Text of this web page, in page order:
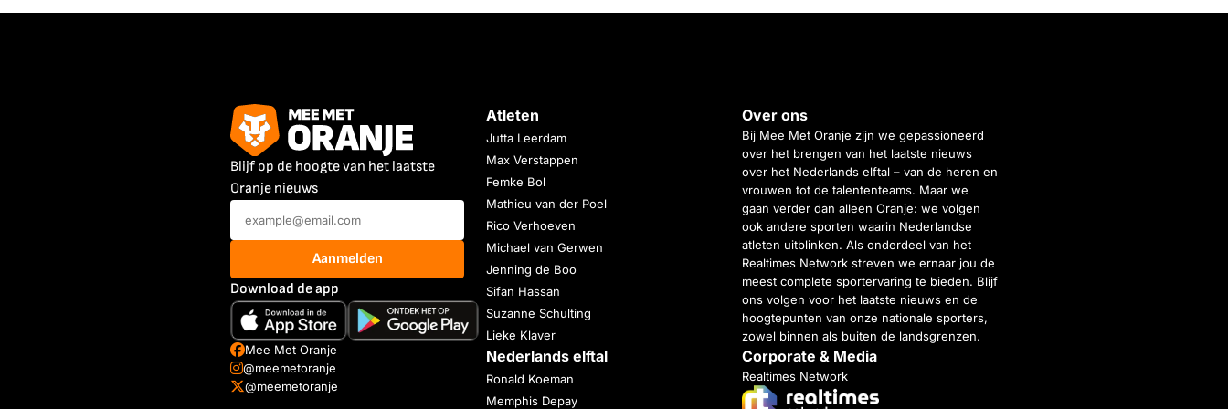
Blijf op de hoogte van het laatste
Oranje nieuws
Aanmelden
Download de app
Mee Met Oranje
@meemetoranje
@meemetoranje
Atleten
Jutta Leerdam
Max Verstappen
Femke Bol
Mathieu van der Poel
Rico Verhoeven
Michael van Gerwen
Jenning de Boo
Sifan Hassan
Suzanne Schulting
Lieke Klaver
Nederlands elftal
Ronald Koeman
Memphis Depay
Over ons
Bij Mee Met Oranje zijn we gepassioneerd
over het brengen van het laatste nieuws
over het Nederlands elftal – van de heren en
vrouwen tot de talententeams. Maar we
gaan verder dan alleen Oranje: we volgen
ook andere sporten waarin Nederlandse
atleten uitblinken. Als onderdeel van het
Realtimes Network streven we ernaar jou de
meest complete sportervaring te bieden. Blijf
ons volgen voor het laatste nieuws en de
hoogtepunten van onze nationale sporters,
zowel binnen als buiten de landsgrenzen.
Corporate & Media
Realtimes Network